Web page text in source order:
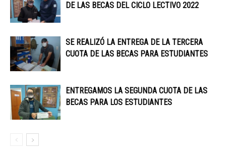
DE LAS BECAS DEL CICLO LECTIVO 2022
SE REALIZÓ LA ENTREGA DE LA TERCERA
CUOTA DE LAS BECAS PARA ESTUDIANTES
ENTREGAMOS LA SEGUNDA CUOTA DE LAS
BECAS PARA LOS ESTUDIANTES